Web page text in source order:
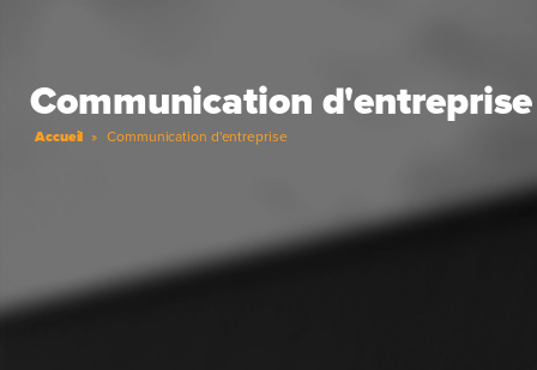
Communication d'entreprise
Accueil » Communication d'entreprise